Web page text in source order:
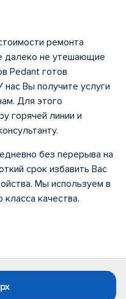
ремонта
далеко не утешающие
Pedant готов
Вы получите услуги
Для этого
горячей линии и
без перерыва на
срок избавить Вас
Мы используем в
класса качества.